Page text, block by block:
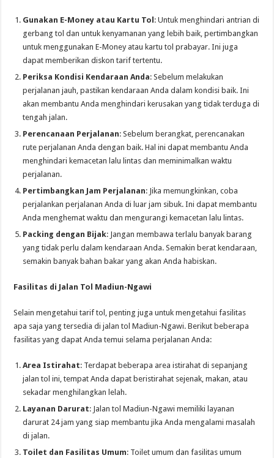
Gunakan E-Money atau Kartu Tol : Untuk menghindari antrian di
gerbang tol dan untuk kenyamanan yang lebih baik, pertimbangkan
untuk menggunakan E-Money atau kartu tol prabayar. Ini juga
dapat memberikan diskon tarif tertentu.
Periksa Kondisi Kendaraan Anda: Sebelum melakukan
perjalanan jauh, pastikan kendaraan Anda dalam kondisi baik. Ini
akan membantu Anda menghindari kerusakan yang tidak terduga di
tengah jalan.
Perencanaan Perjalanan: Sebelum berangkat, perencanakan
rute perjalanan Anda dengan baik. Hal ini dapat membantu Anda
menghindari kemacetan lalu lintas dan meminimalkan waktu
perjalanan.
Pertimbangkan Jam Perjalanan: Jika memungkinkan, coba
perjalankan perjalanan Anda di luar jam sibuk. Ini dapat membantu
Anda menghemat waktu dan mengurangi kemacetan lalu lintas.
Packing dengan Bijak: Jangan membawa terlalu banyak barang
yang tidak perlu dalam kendaraan Anda. Semakin berat kendaraan,
semakin banyak bahan bakar yang akan Anda habiskan.
Fasilitas di Jalan Tol Madiun-Ngawi
Selain mengetahui tarif tol, penting juga untuk mengetahui fasilitas
apa saja yang tersedia di jalan tol Madiun-Ngawi. Berikut beberapa
fasilitas yang dapat Anda temui selama perjalanan Anda:
Area Istirahat: Terdapat beberapa area istirahat di sepanjang
jalan tol ini, tempat Anda dapat beristirahat sejenak, makan, atau
sekadar menghilangkan lelah.
Layanan Darurat: Jalan tol Madiun-Ngawi memiliki layanan
darurat 24 jam yang siap membantu jika Anda mengalami masalah
di jalan.
Toilet dan Fasilitas Umum: Toilet umum dan fasilitas umum